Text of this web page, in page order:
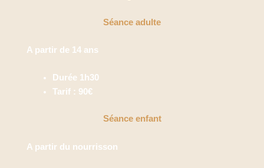
Séance adulte
A partir de 14 ans
Durée 1h30
Tarif : 90€
Séance enfant
A partir du nourrisson